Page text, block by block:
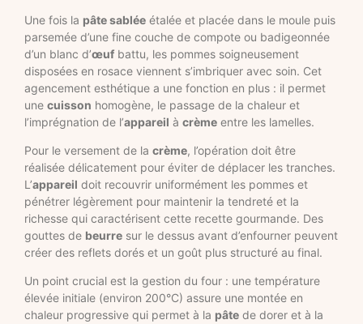
Une fois la pâte sablée étalée et placée dans le moule puis
parsemée d’une fine couche de compote ou badigeonnée
d’un blanc d’œuf battu, les pommes soigneusement
disposées en rosace viennent s’imbriquer avec soin. Cet
agencement esthétique a une fonction en plus : il permet
une cuisson homogène, le passage de la chaleur et
l’imprégnation de l’appareil à crème entre les lamelles.
Pour le versement de la crème, l’opération doit être
réalisée délicatement pour éviter de déplacer les tranches.
L’appareil doit recouvrir uniformément les pommes et
pénétrer légèrement pour maintenir la tendreté et la
richesse qui caractérisent cette recette gourmande. Des
gouttes de beurre sur le dessus avant d’enfourner peuvent
créer des reflets dorés et un goût plus structuré au final.
Un point crucial est la gestion du four : une température
élevée initiale (environ 200°C) assure une montée en
chaleur progressive qui permet à la pâte de dorer et à la